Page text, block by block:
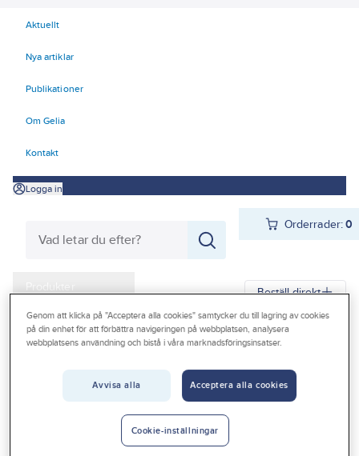
Aktuellt
Nya artiklar
Publikationer
Om Gelia
Kontakt
Logga in
Orderrader:0
Produkter
Kampanjer
Outlet
Beställ direkt
Gelia Produkter Personligt skydd Kläder Förkläden
Svetsförkläde
Wörks 3433
WÖRKS 3433
Genom att klicka på "Acceptera alla cookies" samtycker du till lagring av cookies
på din enhet för att förbättra navigeringen på webbplatsen, analysera
webbplatsens användning och bistå i våra marknadsföringsinsatser.
Avvisa alla Acceptera alla cookies
Cookie-inställningar